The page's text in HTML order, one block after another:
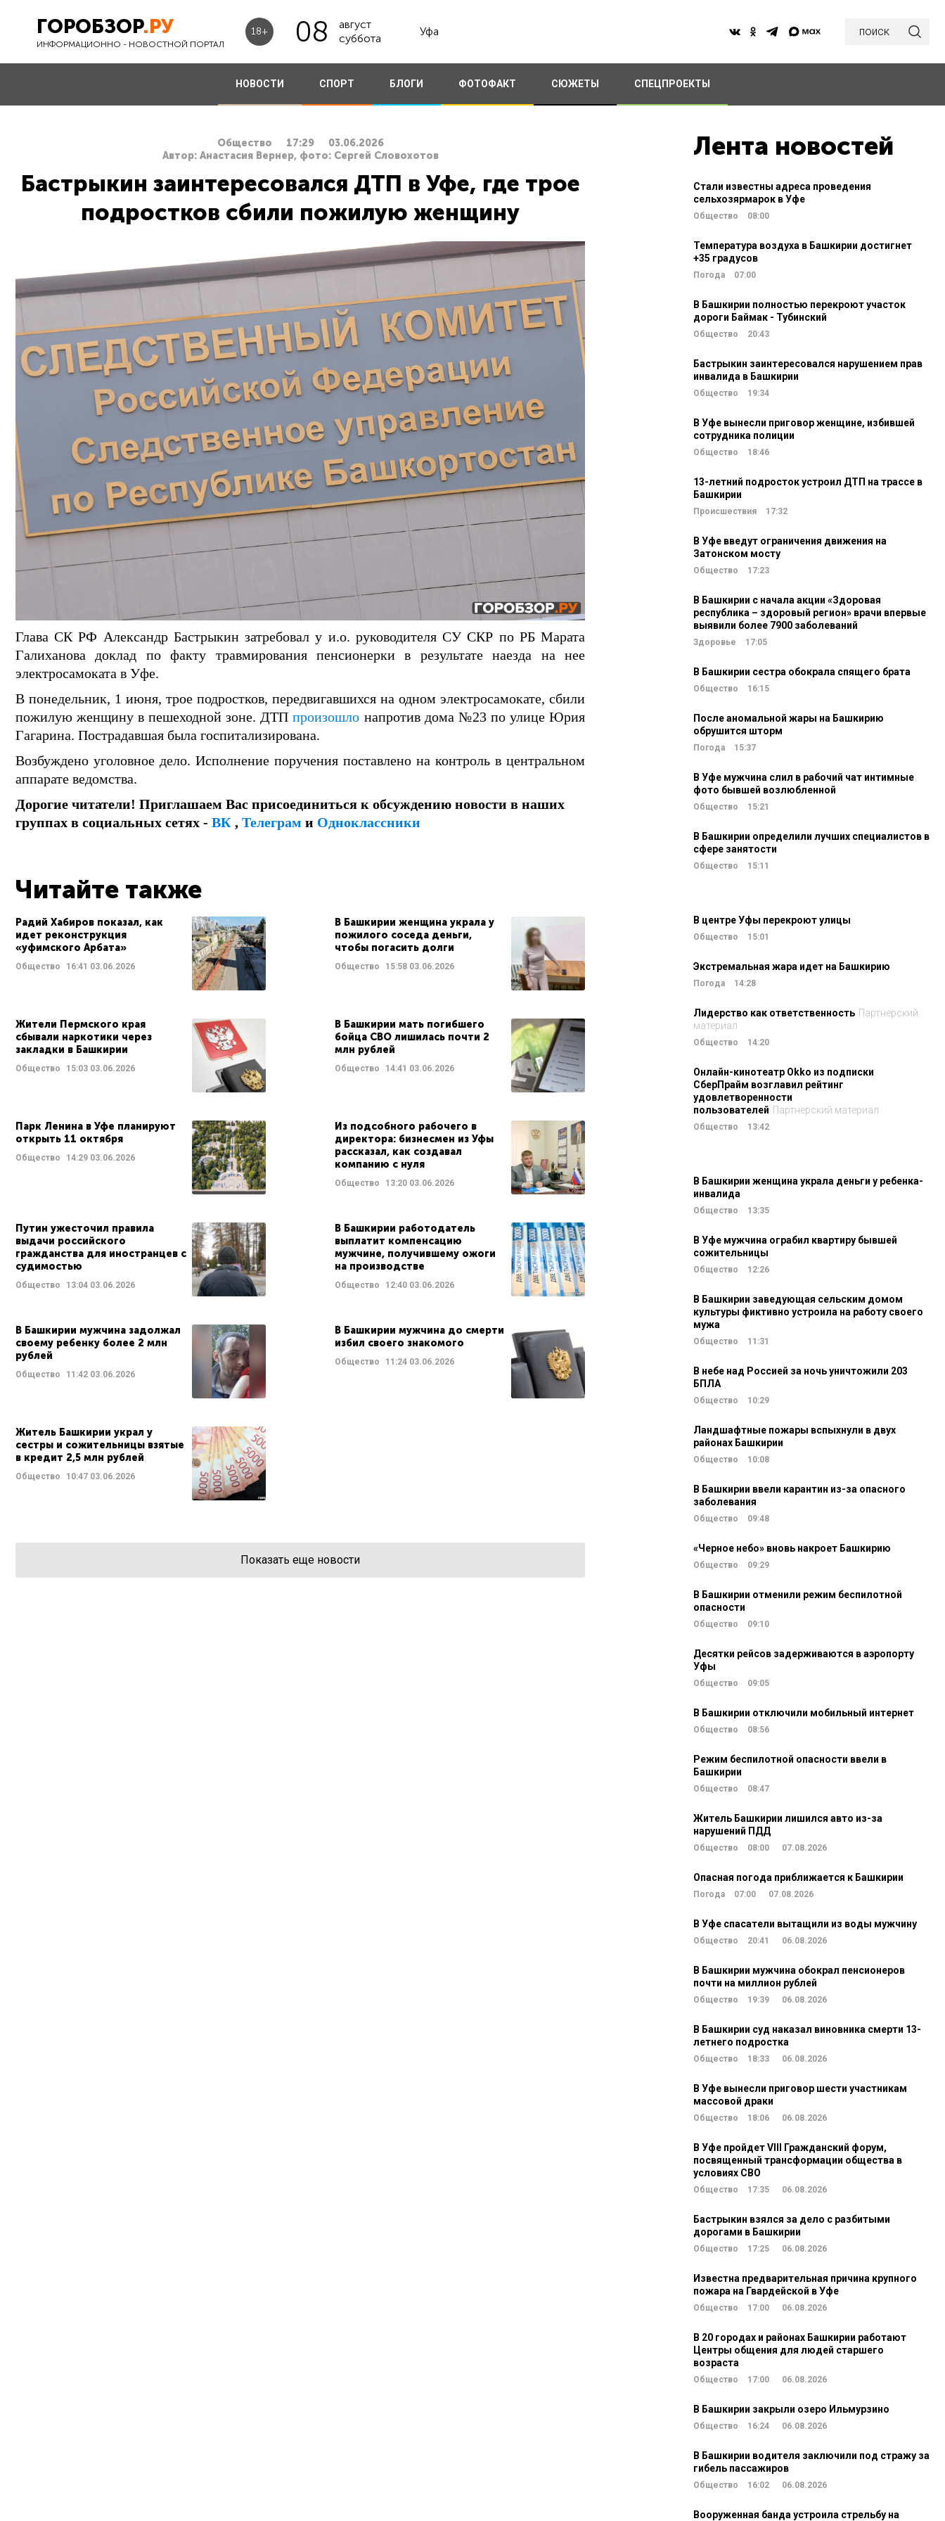
ГОРОБЗОР.РУ
ИНФОРМАЦИОННО - НОВОСТНОЙ ПОРТАЛ
18+ 08
август
суббота
Уфа поиск
НОВОСТИ СПОРТ БЛОГИ ФОТОФАКТ СЮЖЕТЫ СПЕЦПРОЕКТЫ
Общество 17:29
03.06.2026
Автор: Анастасия Вернер, фото: Сергей Словохотов
Бастрыкин заинтересовался ДТП в Уфе, где трое
подростков сбили пожилую женщину
Глава СК РФ Александр Бастрыкин затребовал у и.о. руководителя СУ СКР по РБ Марата
Галиханова доклад по факту травмирования пенсионерки в результате наезда на нее
электросамоката в Уфе.
В понедельник, 1 июня, трое подростков, передвигавшихся на одном электросамокате, сбили
пожилую женщину в пешеходной зоне. ДТПпроизошло напротив дома №23 по улице Юрия
Гагарина. Пострадавшая была госпитализирована.
Возбуждено уголовное дело. Исполнение поручения поставлено на контроль в центральном
аппарате ведомства.
Дорогие читатели! Приглашаем Вас присоединиться к обсуждению новости в наших
группах в социальных сетях - ВК , Телеграм и Одноклассники
Читайте также
Радий Хабиров показал, как
идет реконструкция
«уфимского Арбата»
Общество 16:41 03.06.2026
В Башкирии женщина украла у
пожилого соседа деньги,
чтобы погасить долги
Общество 15:5803.06.2026
Жители Пермского края
сбывали наркотики через
закладки в Башкирии
Общество 15:03 03.06.2026
В Башкирии мать погибшего
бойца СВО лишилась почти 2
млн рублей
Общество 14:41 03.06.2026
Парк Ленина в Уфе планируют
открыть 11 октября
Общество 14:29 03.06.2026
Из подсобного рабочего в
директора: бизнесмен из Уфы
рассказал, как создавал
компанию с нуля
Общество 13:2003.06.2026
Путин ужесточил правила
выдачи российского
гражданства для иностранцев с
судимостью
Общество 13:04 03.06.2026
В Башкирии работодатель
выплатит компенсацию
мужчине, получившему ожоги
на производстве
Общество 12:4003.06.2026
В Башкирии мужчина задолжал
своему ребенку более 2 млн
рублей
Общество 11:42 03.06.2026
В Башкирии мужчина до смерти
избил своего знакомого
Общество 11:2403.06.2026
Житель Башкирии украл у
сестры и сожительницы взятые
в кредит 2,5 млн рублей
Общество 10:47 03.06.2026
Показать еще новости
Лента новостей
Стали известны адреса проведения
сельхозярмарок в Уфе
Общество 08:00
Температура воздуха в Башкирии достигнет
+35 градусов
Погода 07:00
В Башкирии полностью перекроют участок
дороги Баймак - Тубинский
Общество 20:43
Бастрыкин заинтересовался нарушением прав
инвалида в Башкирии
Общество 19:34
В Уфе вынесли приговор женщине, избившей
сотрудника полиции
Общество 18:46
13-летний подросток устроил ДТП на трассе в
Башкирии
Происшествия 17:32
В Уфе введут ограничения движения на
Затонском мосту
Общество 17:23
В Башкирии с начала акции «Здоровая
республика – здоровый регион» врачи впервые
выявили более 7900 заболеваний
Здоровье 17:05
В Башкирии сестра обокрала спящего брата
Общество 16:15
После аномальной жары на Башкирию
обрушится шторм
Погода 15:37
В Уфе мужчина слил в рабочий чат интимные
фото бывшей возлюбленной
Общество 15:21
В Башкирии определили лучших специалистов в
сфере занятости
Общество 15:11
В центре Уфы перекроют улицы
Общество 15:01
Экстремальная жара идет на Башкирию
Погода 14:28
Лидерство как ответственность Партнерский
материал
Общество 14:20
Онлайн-кинотеатр Okko из подписки
СберПрайм возглавил рейтинг
удовлетворенности
пользователей Партнерский материал
Общество 13:42
В Башкирии женщина украла деньги у ребенка-
инвалида
Общество 13:35
В Уфе мужчина ограбил квартиру бывшей
сожительницы
Общество 12:26
В Башкирии заведующая сельским домом
культуры фиктивно устроила на работу своего
мужа
Общество 11:31
В небе над Россией за ночь уничтожили 203
БПЛА
Общество 10:29
Ландшафтные пожары вспыхнули в двух
районах Башкирии
Общество 10:08
В Башкирии ввели карантин из-за опасного
заболевания
Общество 09:48
«Черное небо» вновь накроет Башкирию
Общество 09:29
В Башкирии отменили режим беспилотной
опасности
Общество 09:10
Десятки рейсов задерживаются в аэропорту
Уфы
Общество 09:05
В Башкирии отключили мобильный интернет
Общество 08:56
Режим беспилотной опасности ввели в
Башкирии
Общество 08:47
Житель Башкирии лишился авто из-за
нарушений ПДД
Общество 08:00 07.08.2026
Опасная погода приближается к Башкирии
Погода 07:00 07.08.2026
В Уфе спасатели вытащили из воды мужчину
Общество 20:41 06.08.2026
В Башкирии мужчина обокрал пенсионеров
почти на миллион рублей
Общество 19:39 06.08.2026
В Башкирии суд наказал виновника смерти 13-
летнего подростка
Общество 18:33 06.08.2026
В Уфе вынесли приговор шести участникам
массовой драки
Общество 18:06 06.08.2026
В Уфе пройдет VIII Гражданский форум,
посвященный трансформации общества в
условиях СВО
Общество 17:35 06.08.2026
Бастрыкин взялся за дело с разбитыми
дорогами в Башкирии
Общество 17:25 06.08.2026
Известна предварительная причина крупного
пожара на Гвардейской в Уфе
Общество 17:00 06.08.2026
В 20 городах и районах Башкирии работают
Центры общения для людей старшего
возраста
Общество 17:00 06.08.2026
В Башкирии закрыли озеро Ильмурзино
Общество 16:24 06.08.2026
В Башкирии водителя заключили под стражу за
гибель пассажиров
Общество 16:02 06.08.2026
Вооруженная банда устроила стрельбу на